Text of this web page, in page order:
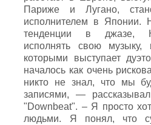
Париже и Лугано,
исполнителем в Японии.
тенденции в джазе,
исполнять свою музыку,
которыми выступает
началось как очень
никто не знал, что мы
записями, —
"Downbeat". – Я просто
людьми. Я понял, что